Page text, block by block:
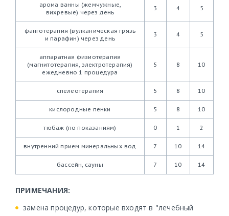
арома ванны (жемчужные,
вихревые) через день
3 4 5
фанготерапия (вулканическая грязь
и парафин) через день
3 4 5
аппаратная физиотерапия
(магнитотерапия, электротерапия)
ежедневно 1 процедура
5 8 10
спелеотерапия 5 8 10
кислородные пенки 5 8 10
тюбаж (по показаниям) 0 1 2
внутренний прием минеральных вод 7 10 14
бассейн, сауны 7 10 14
ПРИМЕЧАНИЯ:
замена процедур, которые входят в "лечебный